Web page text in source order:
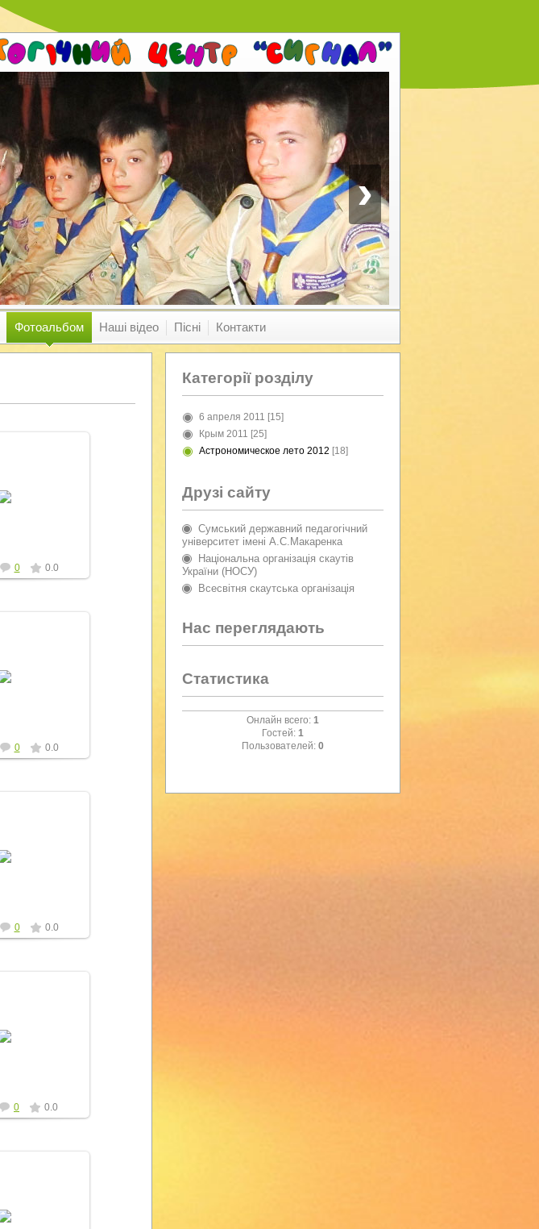
›
Фотоальбом Наші відео Пісні Контакти
0 0.0
0 0.0
0 0.0
0 0.0
Категорії розділу
6 апреля 2011 [15]
Крым 2011 [25]
Астрономическое лето 2012 [18]
Друзі сайту
Сумський державний педагогічний
університет імені А.С.Макаренка
Національна організація скаутів
України (НОСУ)
Всесвітня скаутська організація
Нас переглядають
Статистика
Онлайн всего: 1
Гостей: 1
Пользователей: 0